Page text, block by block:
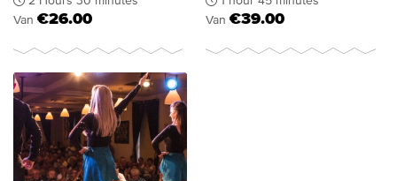
Van €26.00
Van €39.00